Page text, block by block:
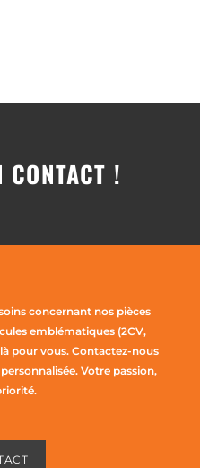
CONTACT !
concernant nos pièces
emblématiques (2CV,
pour vous. Contactez-nous
Votre passion,